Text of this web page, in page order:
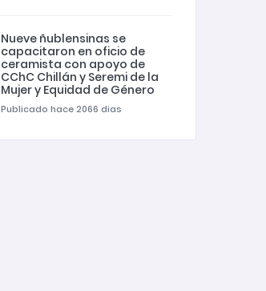
Nueve ñublensinas se
capacitaron en oficio de
ceramista con apoyo de
CChC Chillán y Seremi de la
Mujer y Equidad de Género
Publicado hace 2066 dias